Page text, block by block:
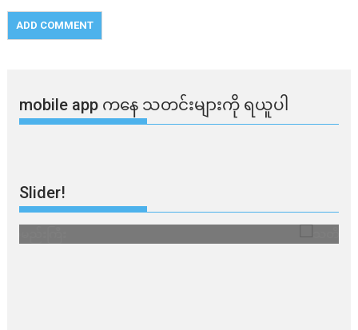
mobile app ​​ကနေ ​​သတင်းများကို ရယူပါ
Slider!
သတိ အိုမီခရွန်တဲ့